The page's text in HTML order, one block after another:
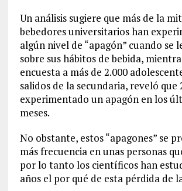
Un análisis sugiere que más de la
bebedores universitarios han
algún nivel de “apagón” cuando se
sobre sus hábitos de bebida,
encuesta a más de 2.000
salidos de la secundaria, reveló que
experimentado un apagón en los
meses.
No obstante, estos “apagones” se
más frecuencia en unas personas
por lo tanto los científicos han
años el por qué de esta pérdida de